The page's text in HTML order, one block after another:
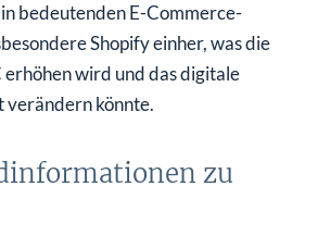
bedeutenden E-Commerce-
Shopify einher, was die
erhöhen wird und das digitale
verändern könnte.
zu